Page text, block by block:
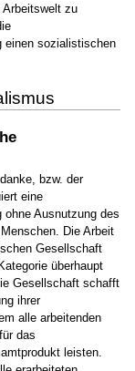
zu
einen sozialistischen
bzw. der
eine
Ausnutzung des
Die Arbeit
Gesellschaft
überhaupt
Gesellschaft schafft
ihrer
alle arbeitenden
das
leisten.